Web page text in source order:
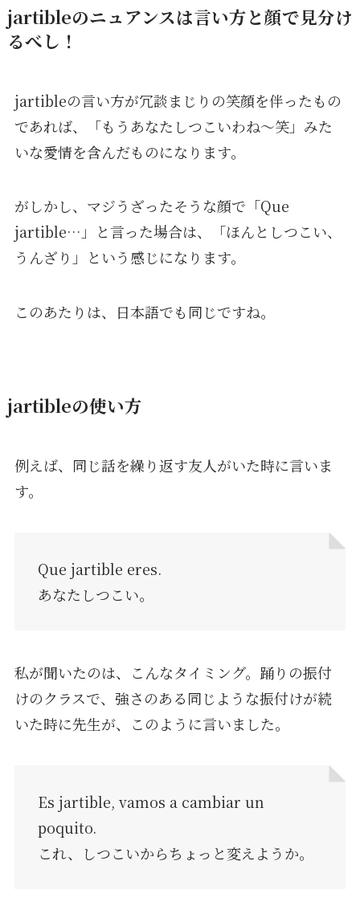
jartibleのニュアンスは言い方と顔で見分け
るべし！
jartibleの言い方が冗談まじりの笑顔を伴ったもの
であれば、「もうあなたしつこいわね〜笑」みた
いな愛情を含んだものになります。
がしかし、マジうざったそうな顔で「Que
jartible…」と言った場合は、「ほんとしつこい、
うんざり」という感じになります。
このあたりは、日本語でも同じですね。
jartibleの使い方
例えば、同じ話を繰り返す友人がいた時に言いま
す。
Que jartible eres.
あなたしつこい。
私が聞いたのは、こんなタイミング。踊りの振付
けのクラスで、強さのある同じような振付けが続
いた時に先生が、このように言いました。
Es jartible, vamos a cambiar un
poquito.
これ、しつこいからちょっと変えようか。